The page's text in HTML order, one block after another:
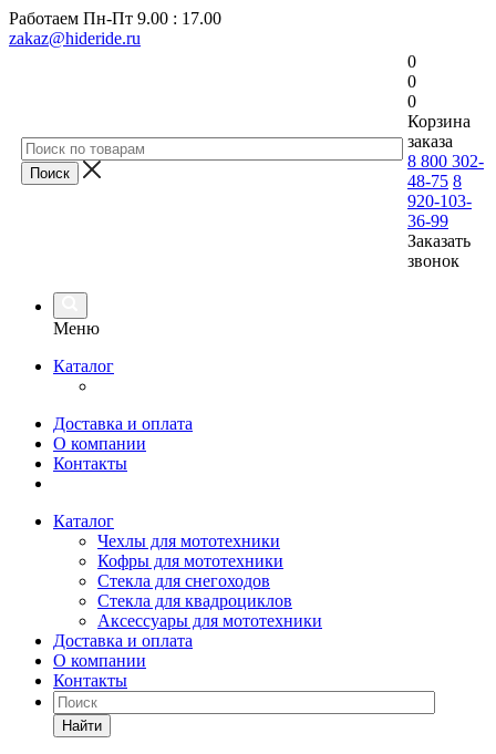
Работаем Пн-Пт 9.00 : 17.00
zakaz@hideride.ru
0
0
0
Корзина
заказа
8 800 302-
48-75 8
920-103-
36-99
Заказать
звонок
Меню
Каталог
Доставка и оплата
О компании
Контакты
Каталог
Чехлы для мототехники
Кофры для мототехники
Стекла для снегоходов
Стекла для квадроциклов
Аксессуары для мототехники
Доставка и оплата
О компании
Контакты
Найти